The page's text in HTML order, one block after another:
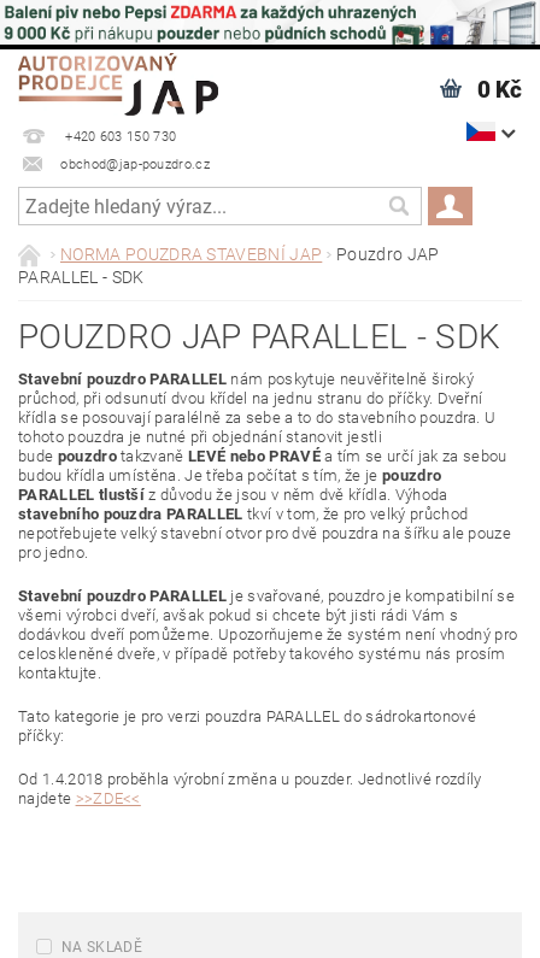
+420 603 150 730
obchod@jap-pouzdro.cz
0 Kč
NORMA POUZDRA STAVEBNÍ JAP
Pouzdro JAP
PARALLEL - SDK
POUZDRO JAP PARALLEL - SDK
Stavební pouzdro PARALLEL nám poskytuje neuvěřitelně široký
průchod, při odsunutí dvou křídel na jednu stranu do příčky. Dveřní
křídla se posouvají paralélně za sebe a to do stavebního pouzdra. U
tohoto pouzdra je nutné při objednání stanovit jestli
bude pouzdrotakzvaněLEVÉ nebo PRAVÉa tím se určí jak za sebou
budou křídla umístěna. Je třeba počítat s tím, že je pouzdro
PARALLEL tlustší z důvodu že jsou v něm dvě křídla. Výhoda
stavebního pouzdra PARALLEL tkví v tom, že pro velký průchod
nepotřebujete velký stavební otvor pro dvě pouzdra na šířku ale pouze
pro jedno.
Stavební pouzdro PARALLEL je svařované, pouzdro je kompatibilní se
všemi výrobci dveří, avšak pokud si chcete být jisti rádi Vám s
dodávkou dveří pomůžeme. Upozorňujeme že systém není vhodný pro
celoskleněné dveře, v případě potřeby takového systému nás prosím
kontaktujte.
Tato kategorie je pro verzi pouzdra PARALLEL do sádrokartonové
příčky:
Od 1.4.2018 proběhla výrobní změna u pouzder. Jednotlivé rozdíly
najdete >>ZDE<<
NA SKLADĚ